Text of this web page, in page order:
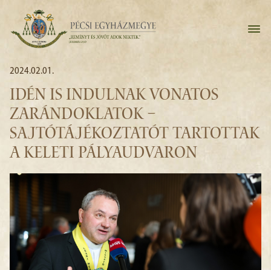
2024.02.01.
IDÉN IS INDULNAK VONATOS
ZARÁNDOKLATOK –
SAJTÓTÁJÉKOZTATÓT TARTOTTAK
A KELETI PÁLYAUDVARON